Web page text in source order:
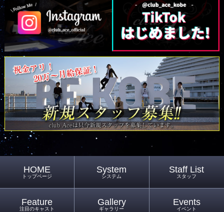
HOME
トップページ
System
システム
Staff List
スタッフ
Feature
注目のキャスト
Gallery
ギャラリー
Events
イベント